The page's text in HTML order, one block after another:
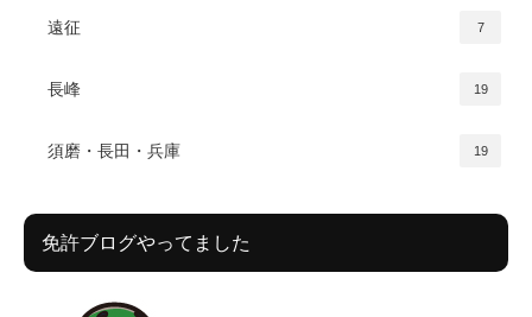
遠征 7
長峰 19
須磨・長田・兵庫 19
免許ブログやってました